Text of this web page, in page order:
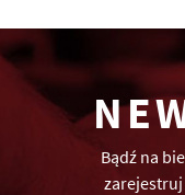
Bądź na
zarejestruj